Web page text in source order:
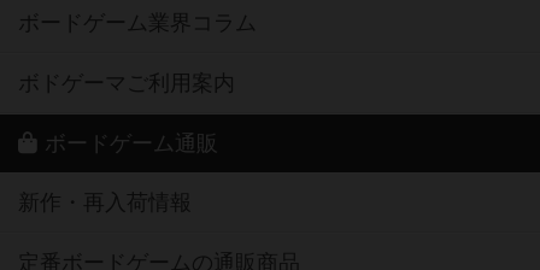
ボードゲーム業界コラム
ボドゲーマご利用案内
ボードゲーム通販
新作・再入荷情報
定番ボードゲームの通販商品